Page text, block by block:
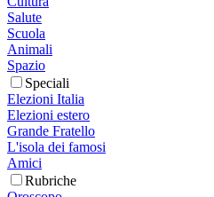
Salute
Scuola
Animali
Spazio
Speciali
Elezioni Italia
Elezioni estero
Grande Fratello
L'isola dei famosi
Amici
Rubriche